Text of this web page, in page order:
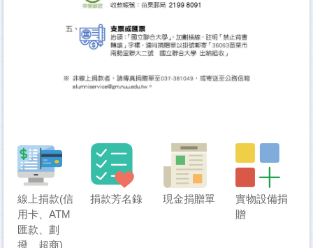
線上捐款(信
用卡、ATM
匯款、劃
撥、超商)
捐款芳名錄 現金捐贈單
實物設備捐
贈